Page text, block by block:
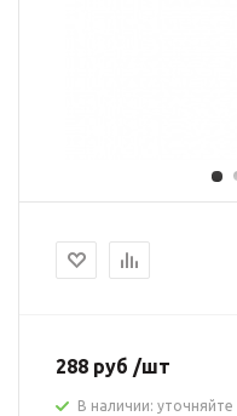
288 руб /шт
В наличии: уточняйте